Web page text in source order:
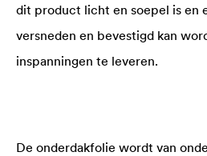
dit product licht en soepel is en
versneden en bevestigd kan
inspanningen te leveren.
De onderdakfolie wordt van